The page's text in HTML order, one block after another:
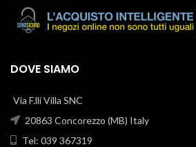
DOVE SIAMO
Via F.lli Villa SNC
20863 Concorezzo (MB) Italy
Tel: 039 367319